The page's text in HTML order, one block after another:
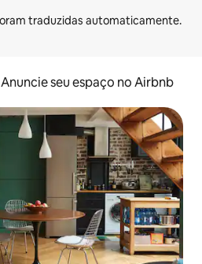
Anuncie seu espaço no Airbnb